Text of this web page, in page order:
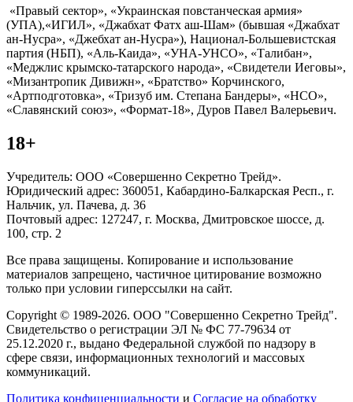
«Правый сектор», «Украинская повстанческая армия»
(УПА),«ИГИЛ», «Джабхат Фатх аш-Шам» (бывшая «Джабхат
ан-Нусра», «Джебхат ан-Нусра»), Национал-Большевистская
партия (НБП), «Аль-Каида», «УНА-УНСО», «Талибан»,
«Меджлис крымско-татарского народа», «Свидетели Иеговы»,
«Мизантропик Дивижн», «Братство» Корчинского,
«Артподготовка», «Тризуб им. Степана Бандеры», «НСО»,
«Славянский союз», «Формат-18», Дуров Павел Валерьевич.
18+
Учредитель: ООО «Совершенно Секретно Трейд».
Юридический адрес: 360051, Кабардино-Балкарская Респ., г.
Нальчик, ул. Пачева, д. 36
Почтовый адрес: 127247, г. Москва, Дмитровское шоссе, д.
100, стр. 2
Все права защищены. Копирование и использование
материалов запрещено, частичное цитирование возможно
только при условии гиперссылки на сайт.
Copyright © 1989-2026. ООО "Совершенно Секретно Трейд".
Свидетельство о регистрации ЭЛ № ФС 77-79634 от
25.12.2020 г., выдано Федеральной службой по надзору в
сфере связи, информационных технологий и массовых
коммуникаций.
Политика конфиценциальности и Согласие на обработку